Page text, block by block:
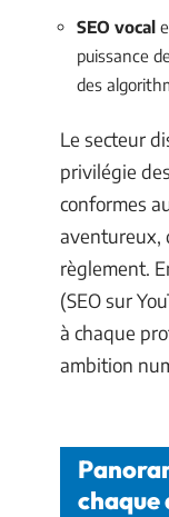
SEO vocal
puissance
des
Le secteur
privilégie
conformes
aventureux,
règlement.
(SEO sur
à chaque
ambition
chaque